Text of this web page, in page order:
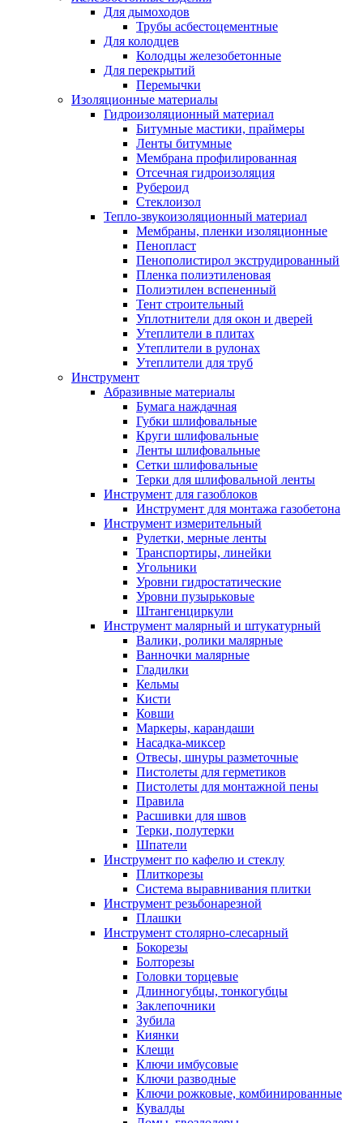
Для дымоходов
Трубы асбестоцементные
Для колодцев
Колодцы железобетонные
Для перекрытий
Перемычки
Изоляционные материалы
Гидроизоляционный материал
Битумные мастики, праймеры
Ленты битумные
Мембрана профилированная
Отсечная гидроизоляция
Рубероид
Стеклоизол
Тепло-звукоизоляционный материал
Мембраны, пленки изоляционные
Пенопласт
Пенополистирол экструдированный
Пленка полиэтиленовая
Полиэтилен вспененный
Тент строительный
Уплотнители для окон и дверей
Утеплители в плитах
Утеплители в рулонах
Утеплители для труб
Инструмент
Абразивные материалы
Бумага наждачная
Губки шлифовальные
Круги шлифовальные
Ленты шлифовальные
Сетки шлифовальные
Терки для шлифовальной ленты
Инструмент для газоблоков
Инструмент для монтажа газобетона
Инструмент измерительный
Рулетки, мерные ленты
Транспортиры, линейки
Угольники
Уровни гидростатические
Уровни пузырьковые
Штангенциркули
Инструмент малярный и штукатурный
Валики, ролики малярные
Ванночки малярные
Гладилки
Кельмы
Кисти
Ковши
Маркеры, карандаши
Насадка-миксер
Отвесы, шнуры разметочные
Пистолеты для герметиков
Пистолеты для монтажной пены
Правила
Расшивки для швов
Терки, полутерки
Шпатели
Инструмент по кафелю и стеклу
Плиткорезы
Система выравнивания плитки
Инструмент резьбонарезной
Плашки
Инструмент столярно-слесарный
Бокорезы
Болторезы
Головки торцевые
Длинногубцы, тонкогубцы
Заклепочники
Зубила
Киянки
Клещи
Ключи имбусовые
Ключи разводные
Ключи рожковые, комбинированные
Кувалды